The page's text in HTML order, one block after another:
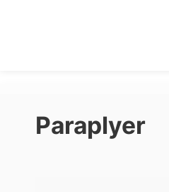
Paraplyer